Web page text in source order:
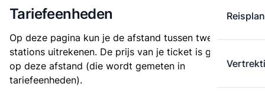
Tariefeenheden
Op deze pagina kun je de afstand tussen twee
stations uitrekenen. De prijs van je ticket is gebaseerd
op deze afstand (die wordt gemeten in
tariefeenheden).